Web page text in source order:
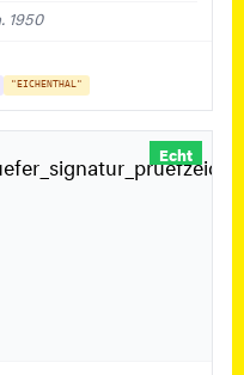
1950
"EICHENTHAL"
Echt